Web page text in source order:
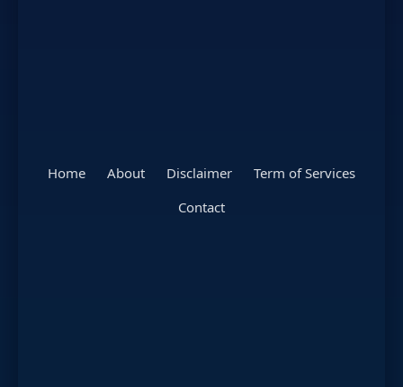
Home About Disclaimer
Term of Services
Contact